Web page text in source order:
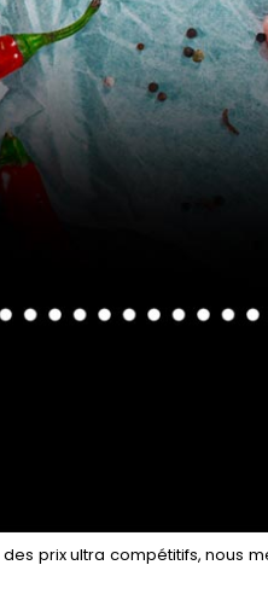
prix ultra compétitifs, nous